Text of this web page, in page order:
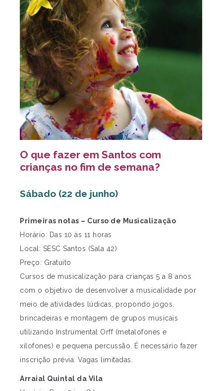
O que fazer em Santos com
crianças no fim de semana?
Sábado (22 de junho)
Primeiras notas – Curso de Musicalização
Horário: Das 10 às 11 horas
Local: SESC Santos (Sala 42)
Preço: Gratuito
Cursos de musicalização para crianças 5 a 8 anos
com o objetivo de desenvolver a musicalidade por
meio de atividades lúdicas, propondo jogos,
brincadeiras e montagem de grupos musicais
utilizando Instrumental Orff (metalofones e
xilofones) e pequena percussão. É necessário fazer
inscrição prévia. Vagas limitadas.
Arraial Quintal da Vila